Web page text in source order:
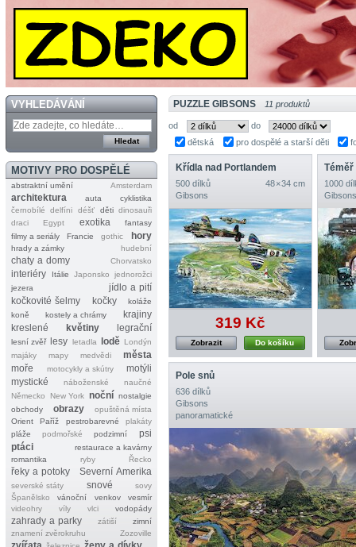
VYHLEDÁVÁNÍ
MOTIVY PRO DOSPĚLÉ
abstraktní umění Amsterdam
architektura auta
cyklistika
černobílé
delfíni déšť děti dinosauři
draci
Egypt exotika
fantasy
filmy a seriály
Francie gothic hory
hrady a zámky hudební
chaty a domy Chorvatsko
interiéry Itálie Japonsko
jednorožci
jezera
jídlo a pití
kočkovité šelmy
kočky
koláže
koně
kostely a chrámy
krajiny
kreslené
květiny legrační
lesní zvěř lesy letadla lodě Londýn
majáky
mapy medvědi
města
moře
motocykly a skútry
motýli
mystické
náboženské
naučné
Německo
New York noční nostalgie
obchody
obrazy
opuštěná místa
Orient
Paříž pestrobarevné
plakáty
pláže
podmořské podzimní
psi
ptáci
restaurace a kavárny
romantika
ryby Řecko
řeky a potoky Severní Amerika
severské státy snové
sovy
Španělsko
vánoční venkov
vesmír
videohry
víly vlci vodopády
zahrady a parky zátiší
zimní
znamení zvěrokruhu
Zozoville
PUZZLE GIBSONS 11 produktů
od
do
dětská
pro dospělé a starší děti
Křídla nad Portlandem
500 dílků
48 × 34 cm
Gibsons
319 Kč
Do košíku
Zobrazit
Téměř
1000
Gibsons
Pole snů
636 dílků
Gibsons
panoramatické